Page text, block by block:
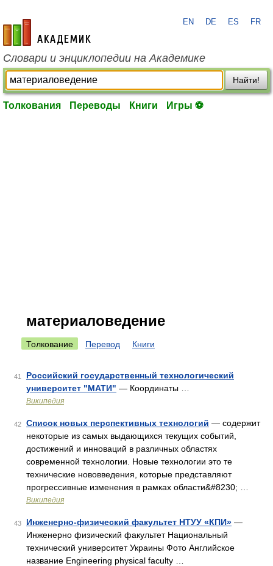
academic.ru
EN DE ES FR
Словари и энциклопедии на Академике
Найти!
Толкования Переводы Книги Игры ⚽
материаловедение
Толкование Перевод Книги
41
Российский государственный технологический
университет "МАТИ" — Координаты …
Википедия
42 Список новых перспективных технологий — содержит
некоторые из самых выдающихся текущих событий,
достижений и инноваций в различных областях
современной технологии. Новые технологии это те
технические нововведения, которые представляют
прогрессивные изменения в рамках области&#8230; …
Википедия
43 Инженерно-физический факультет НТУУ «КПИ» —
Инженерно физический факультет Национальный
технический университет Украины Фото Английское
название Engineering physical faculty …